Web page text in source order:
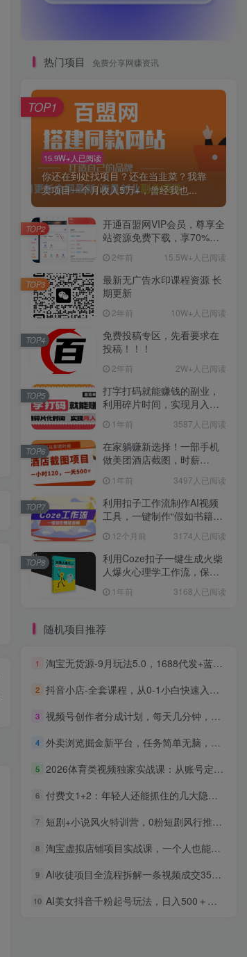
免费投稿专区，先看要求在投稿！！！
热门项目 免费分享网赚资讯
15.9W+人已阅读
你还在到处找项目？还在当韭菜？我靠
卖项目一个月收入5万+，曾经我也...
TOP1
开通百盟网VIP会员，尊享全
站资源免费下载，享70%的
惠】2年前 15.5W+人已阅读
TOP2
最新无广告水印课程资源 长
期更新
2年前 10W+人已阅读
TOP3
免费投稿专区，先看要求在
投稿！！！
2年前 2W+人已阅读
TOP4
打字打码就能赚钱的副业，
利用碎片时间，实现月入过
1年前 3587人已阅读
TOP5
在家躺赚新选择！一部手机
做美团酒店截图，时薪
1年前 3497人已阅读
TOP6
利用扣子工作流制作AI视频
工具，一键制作“假如书籍会
12个月前 3174人已阅读
TOP7
利用Coze扣子一键生成火柴
人爆火心理学工作流，保姆
1年前 3168人已阅读
TOP8
随机项目推荐
1 淘宝无货源-9月玩法5.0，1688代发+蓝海选品+三店循环，7天出单月利1-3万
2 抖音小店-全套课程，从0-1小白快速入门，选品，打爆店铺（131节课）
3 视频号创作者分成计划，每天几分钟，收入1000+，小而美项目
4 外卖浏览掘金新平台，任务简单无脑，有手机就行，每天轻松50-2张【揭秘】
5 2026体育类视频独家实战课：从账号定位到剪辑运营，掌握体育视频变现与伙伴计划玩法
6 付费文1+2：年轻人还能抓住的几大隐形翻身机会：打开思路，发现那些闷声发财的冷门赛道
7 短剧+小说风火特训营，0粉短剧风行推广，月入过万（102节课）
8 淘宝虚拟店铺项目实战课，一个人也能做，无需货源、0成本起步，月入5k
9 AI收徒项目全流程拆解一条视频成交35单日利润突破1k+
10 AI美女抖音千粉起号玩法，日入500＋，多种变现方式，可批量矩阵起号出售！